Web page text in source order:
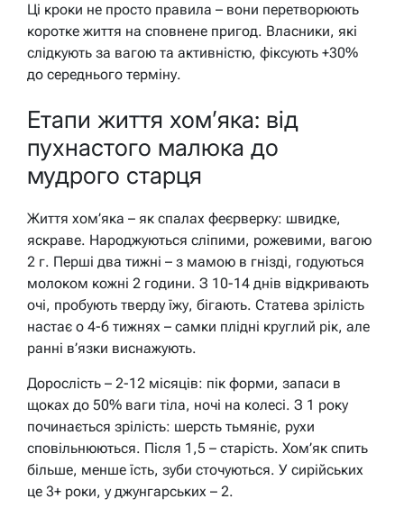
Ці кроки не просто правила – вони перетворюють
коротке життя на сповнене пригод. Власники, які
слідкують за вагою та активністю, фіксують +30%
до середнього терміну.
Етапи життя хом’яка: від
пухнастого малюка до
мудрого старця
Життя хом’яка – як спалах феєрверку: швидке,
яскраве. Народжуються сліпими, рожевими, вагою
2 г. Перші два тижні – з мамою в гнізді, годуються
молоком кожні 2 години. З 10-14 днів відкривають
очі, пробують тверду їжу, бігають. Статева зрілість
настає о 4-6 тижнях – самки плідні круглий рік, але
ранні в’язки виснажують.
Дорослість – 2-12 місяців: пік форми, запаси в
щоках до 50% ваги тіла, ночі на колесі. З 1 року
починається зрілість: шерсть тьмяніє, рухи
сповільнюються. Після 1,5 – старість. Хом’як спить
більше, менше їсть, зуби сточуються. У сирійських
це 3+ роки, у джунгарських – 2.